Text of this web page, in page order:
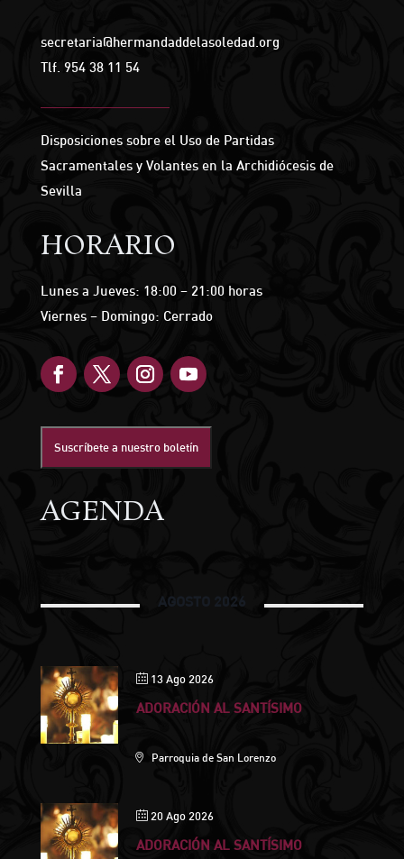
secretaria@hermandaddelasoledad.org
Tlf. 954 38 11 54
Disposiciones sobre el Uso de Partidas
Sacramentales y Volantes en la Archidiócesis de
Sevilla
HORARIO
Lunes a Jueves: 18:00 – 21:00 horas
Viernes – Domingo: Cerrado
Suscríbete a nuestro boletín
AGENDA
AGOSTO 2026
13 Ago 2026
ADORACIÓN AL SANTÍSIMO
Parroquia de San Lorenzo
20 Ago 2026
ADORACIÓN AL SANTÍSIMO